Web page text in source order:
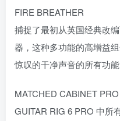
FIRE BREATHER
捕捉了最初从英国经典改
器，这种多功能的高增益
惊叹的干净声音的所有功能
MATCHED CABINET PRO
GUITAR RIG 6 PRO 中所